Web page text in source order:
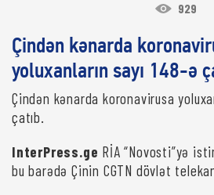
929
Çindən kənarda
yoluxanların sayı 148-ə
Çindən kənarda koronavirusa
çatıb.
InterPress.ge RİA “Novosti”yə
bu barədə Çinin CGTN dövlət